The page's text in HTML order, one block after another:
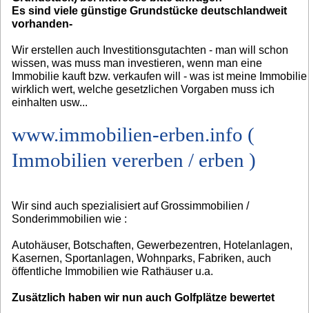
Es sind viele günstige Grundstücke deutschlandweit
vorhanden-
Wir erstellen auch Investitionsgutachten - man will schon
wissen, was muss man investieren, wenn man eine
Immobilie kauft bzw. verkaufen will - was ist meine Immobilie
wirklich wert, welche gesetzlichen Vorgaben muss ich
einhalten usw...
www.immobilien-erben.info (
Immobilien vererben / erben )
Wir sind auch spezialisiert auf Grossimmobilien /
Sonderimmobilien wie :
Autohäuser, Botschaften, Gewerbezentren, Hotelanlagen,
Kasernen, Sportanlagen, Wohnparks, Fabriken, auch
öffentliche Immobilien wie Rathäuser u.a.
Zusätzlich haben wir nun auch Golfplätze bewertet